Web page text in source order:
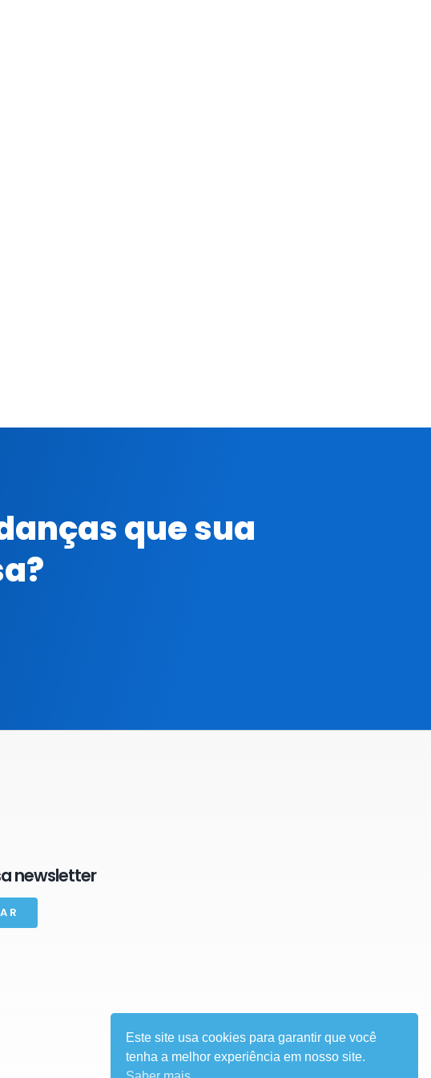
que sua
newsletter
Este site usa cookies para garantir que você
tenha a melhor experiência em nosso site.